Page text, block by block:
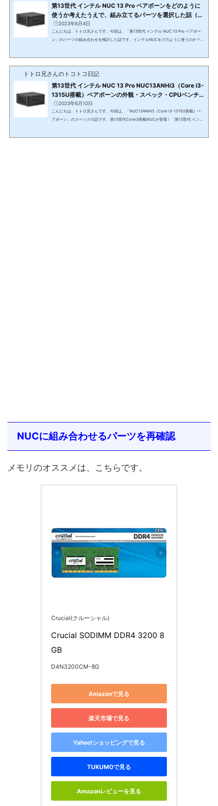
第13世代 インテル NUC 13 Pro ベアボーンをどのように
使うか考えたうえで、組み立てるパーツを選択した話（N
UC13ANHi7,NUC13ANHi5,NUC13ANKi7,NUC13ANKi
5）
2023年6月4日
こんにちは、トトロ兄さんです。今回は、「第13世代 インテル NUC 13 Pro ベアボー
ン」のパーツの組み合わせを検討した話です。インテルNUCをどのように使うのか？イ
いでしょう。当たり前といえば当たり前のことですが、そのあたりも含めて検討し、
トトロ兄さんのトコトコ日記
第13世代 インテル NUC 13 Pro NUC13ANHi3（Core i3-
1315U搭載）ベアボーンの外観・スペック・CPUベンチ
を確認して、パーツの組み合わせを検討した話
2023年6月10日
こんにちは、トトロ兄さんです。今回は、「NUC13ANHi3（Core i3-1315U搭載）ベ
アボーン」のスペックの話です。第13世代Corei3搭載NUCが登場！「第13世代 インテ
NUCに組み合わせるパーツを再確認
メモリのオススメは、こちらです。
Crucial(クルーシャル)
Crucial SODIMM DDR4 3200 8
GB
D4N3200CM-8G
Amazonで見る
楽天市場で見る
Yahoo!ショッピングで見る
TUKUMOで見る
Amazonレビューを見る